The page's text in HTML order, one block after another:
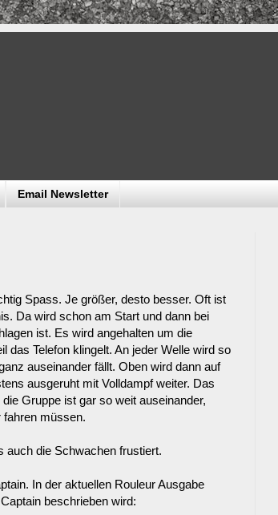
Email Newsletter
Spass. Je größer, desto besser. Oft ist
Da wird schon am Start und dann bei
ist. Es wird angehalten um die
das Telefon klingelt. An jeder Welle wird so
auseinander fällt. Oben wird dann auf
ausgeruht mit Volldampf weiter. Das
Gruppe ist gar so weit auseinander,
fahren müssen.
auch die Schwachen frustiert.
In der aktuellen Rouleur Ausgabe
beschrieben wird: